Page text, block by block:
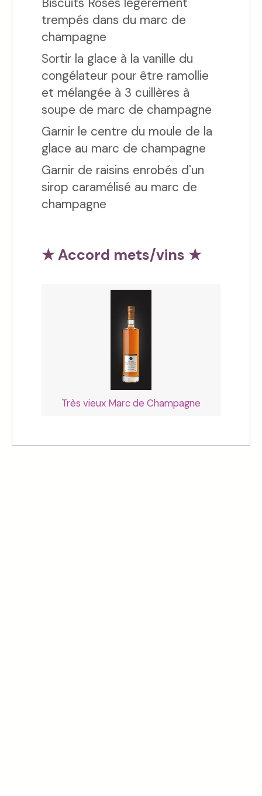
trempés dans du marc de
champagne
Sortir la glace à la vanille du
congélateur pour être ramollie
et mélangée à 3 cuillères à
soupe de marc de champagne
Garnir le centre du moule de la
glace au marc de champagne
Garnir de raisins enrobés d'un
sirop caramélisé au marc de
champagne
★ Accord mets/vins ★
Très vieux Marc de Champagne